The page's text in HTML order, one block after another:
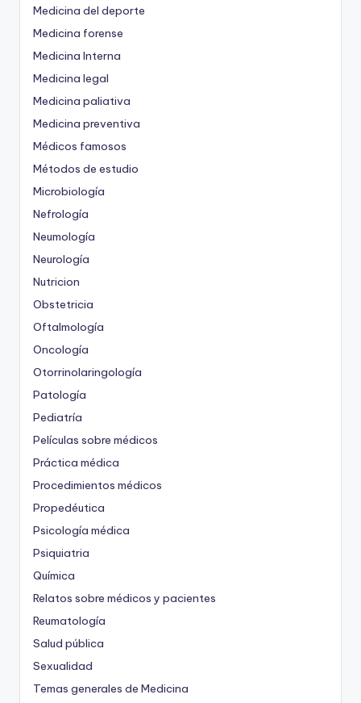
Medicina del deporte
Medicina forense
Medicina Interna
Medicina legal
Medicina paliativa
Medicina preventiva
Médicos famosos
Métodos de estudio
Microbiología
Nefrología
Neumología
Neurología
Nutricion
Obstetricia
Oftalmología
Oncología
Otorrinolaringología
Patología
Pediatría
Películas sobre médicos
Práctica médica
Procedimientos médicos
Propedéutica
Psicología médica
Psiquiatria
Química
Relatos sobre médicos y pacientes
Reumatología
Salud pública
Sexualidad
Temas generales de Medicina